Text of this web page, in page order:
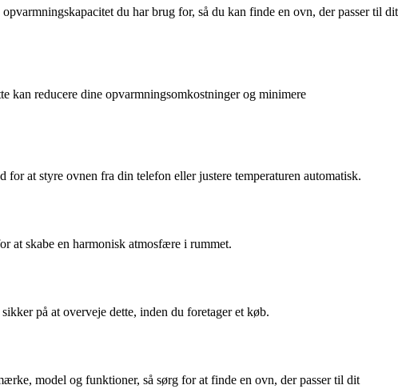
du har brug for, så du kan finde en ovn, der passer til dit
reducere dine opvarmningsomkostninger og minimere
at styre ovnen fra din telefon eller justere temperaturen automatisk.
at skabe en harmonisk atmosfære i rummet.
på at overveje dette, inden du foretager et køb.
model og funktioner, så sørg for at finde en ovn, der passer til dit